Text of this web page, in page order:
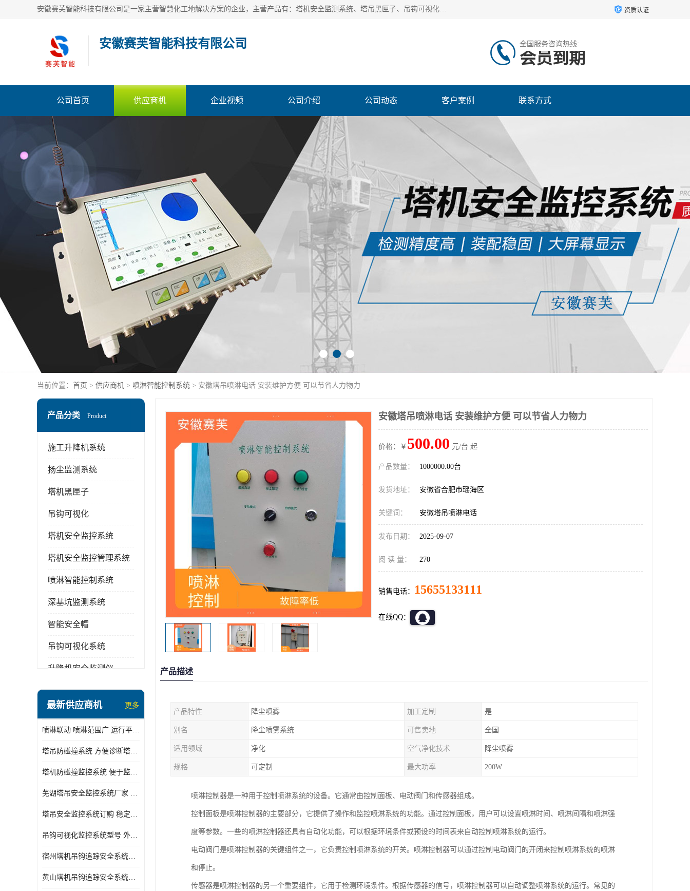
安徽赛芙智能科技有限公司是一家主营智慧化工地解决方案的企业，主营产品有：塔机安全监测系统、塔吊黑匣子、吊钩可视化、吊钩可视化系统、塔机安全监控系统、塔机黑匣子等。创建至今始终关注用户需求，为用户提供有的产品和服务。 资质认证
安徽赛芙智能科技有限公司 全国服务咨询热线:
会员到期
公司首页 供应商机 企业视频 公司介绍 公司动态 客户案例 联系方式
当前位置： 首页 > 供应商机 > 喷淋智能控制系统 > 安徽塔吊喷淋电话 安装维护方便 可以节省人力物力
产品分类 Product
施工升降机系统
扬尘监测系统
塔机黑匣子
吊钩可视化
塔机安全监控系统
塔机安全监控管理系统
喷淋智能控制系统
深基坑监测系统
智能安全帽
吊钩可视化系统
升降机安全监测仪
最新供应商机 更多
喷淋联动 喷淋范围广 运行平稳 噪音小
塔吊防碰撞系统 方便诊断塔机状态 自动变焦智能化跟踪
塔机防碰撞监控系统 便于监督和管理 主要应用于塔机的实时监控
芜湖塔吊安全监控系统厂家 外观简洁大方 减少盲吊引发的事故
塔吊安全监控系统订购 稳定性高 结构清晰稳定
吊钩可视化监控系统型号 外观简洁大方 信号稳定 抗干扰性强
宿州塔机吊钩追踪安全系统厂家 提高工作效率 结构清晰稳定
黄山塔机吊钩追踪安全系统价格 可远程查看 减少盲吊引发的事故
安徽塔吊喷淋电话 安装维护方便 可以节省人力物力
价格：￥ 500.00 元/台 起
产品数量： 1000000.00台
发货地址： 安徽省合肥市瑶海区
关键词： 安徽塔吊喷淋电话
发布日期： 2025-09-07
阅 读 量： 270
销售电话： 15655133111
在线QQ：
产品描述
产品特性 降尘喷雾 加工定制 是
别名 降尘喷雾系统 可售卖地 全国
适用领域 净化 空气净化技术 降尘喷雾
规格 可定制 最大功率 200W
喷淋控制器是一种用于控制喷淋系统的设备。它通常由控制面板、电动阀门和传感器组成。
控制面板是喷淋控制器的主要部分，它提供了操作和监控喷淋系统的功能。通过控制面板，用户可以设置喷淋时间、喷淋间隔和喷淋强
度等参数。一些的喷淋控制器还具有自动化功能，可以根据环境条件或预设的时间表来自动控制喷淋系统的运行。
电动阀门是喷淋控制器的关键组件之一，它负责控制喷淋系统的开关。喷淋控制器可以通过控制电动阀门的开闭来控制喷淋系统的喷淋
和停止。
传感器是喷淋控制器的另一个重要组件，它用于检测环境条件。根据传感器的信号，喷淋控制器可以自动调整喷淋系统的运行。常见的